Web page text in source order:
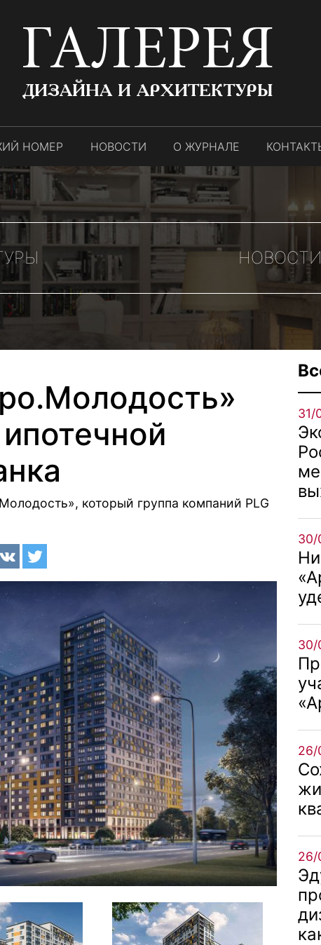
ГАЛЕРЕЯ
ДИЗАЙНА И АРХИТЕКТУРЫ
НОМЕР НОВОСТИ О ЖУРНАЛЕ
который группа компаний PLG
31/
30/
30/
26/
26/